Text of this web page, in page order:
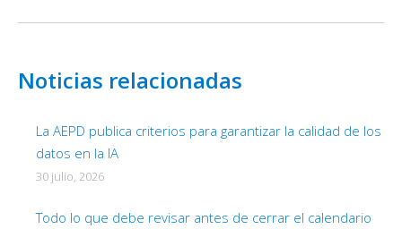
Noticias relacionadas
La AEPD publica criterios para garantizar la calidad de los
datos en la IA
30 julio, 2026
Todo lo que debe revisar antes de cerrar el calendario